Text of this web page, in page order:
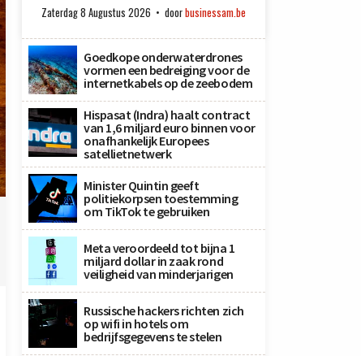
Zaterdag 8 Augustus 2026 doorbusinessam.be
Goedkope onderwaterdrones
vormen een bedreiging voor de
internetkabels op de zeebodem
Hispasat (Indra) haalt contract
van 1,6 miljard euro binnen voor
onafhankelijk Europees
satellietnetwerk
Minister Quintin geeft
politiekorpsen toestemming
om TikTok te gebruiken
Meta veroordeeld tot bijna 1
miljard dollar in zaak rond
veiligheid van minderjarigen
Russische hackers richten zich
op wifi in hotels om
bedrijfsgegevens te stelen